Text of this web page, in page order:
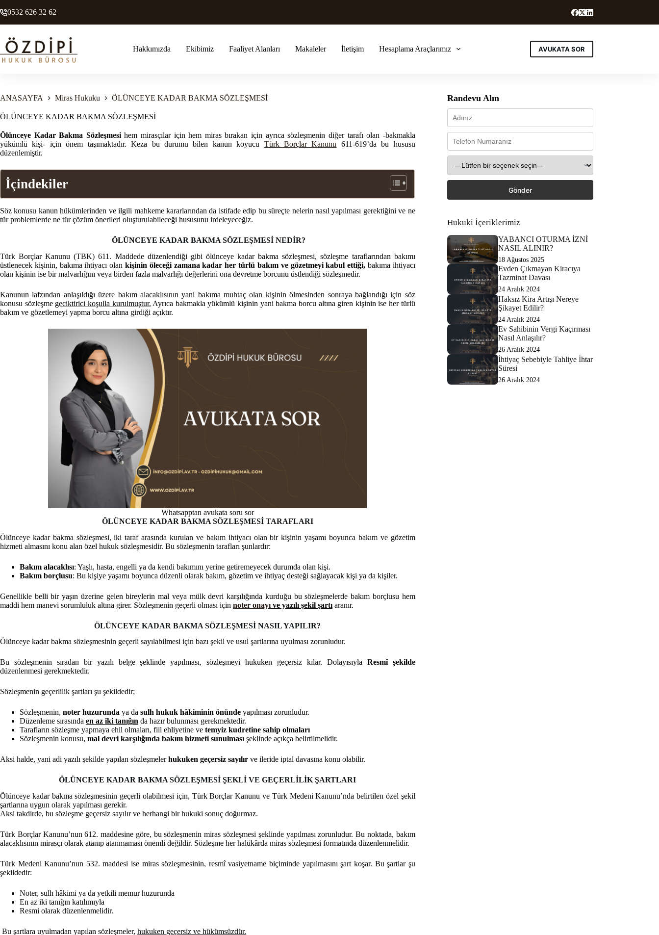
to 0532 626 32 62
Hakkımızda Ekibimiz Faaliyet Alanları Makaleler İletişim Hesaplama Araçlarımız AVUKATA SOR
ANASAYFA Miras Hukuku ÖLÜNCEYE KADAR BAKMA SÖZLEŞMESİ
ÖLÜNCEYE KADAR BAKMA SÖZLEŞMESİ
Ölünceye Kadar Bakma Sözleşmesihem mirasçılar için hem miras bırakan için ayrıca sözleşmenin diğer tarafı olan -bakmakla
yükümlü kişi- için önem taşımaktadır. Keza bu durumu bilen kanun koyucu Türk Borçlar Kanunu 611-619’da bu hususu
düzenlemiştir.
İçindekiler
Söz konusu kanun hükümlerinden ve ilgili mahkeme kararlarından da istifade edip bu süreçte nelerin nasıl yapılması gerektiğini ve ne
tür problemlerde ne tür çözüm önerileri oluşturulabileceği hususunu irdeleyeceğiz.
ÖLÜNCEYE KADAR BAKMA SÖZLEŞMESİ NEDİR?
Türk Borçlar Kanunu (TBK) 611. Maddede düzenlendiği gibi ölünceye kadar bakma sözleşmesi, sözleşme taraflarından bakımı
üstlenecek kişinin, bakıma ihtiyacı olankişinin öleceği zamana kadar her türlü bakım ve gözetmeyi kabul ettiği, bakıma ihtiyacı
olan kişinin ise bir malvarlığını veya birden fazla malvarlığı değerlerini ona devretme borcunu üstlendiği sözleşmedir.
Kanunun lafzından anlaşıldığı üzere bakım alacaklısının yani bakıma muhtaç olan kişinin ölmesinden sonraya bağlandığı için söz
konusu sözleşme geciktirici koşulla kurulmuştur. Ayrıca bakmakla yükümlü kişinin yani bakma borcu altına giren kişinin ise her türlü
bakım ve gözetlemeyi yapma borcu altına girdiği açıktır.
Whatsapptan avukata soru sor
ÖLÜNCEYE KADAR BAKMA SÖZLEŞMESİ TARAFLARI
Ölünceye kadar bakma sözleşmesi, iki taraf arasında kurulan ve bakım ihtiyacı olan bir kişinin yaşamı boyunca bakım ve gözetim
hizmeti almasını konu alan özel hukuk sözleşmesidir. Bu sözleşmenin tarafları şunlardır:
Bakım alacaklısı: Yaşlı, hasta, engelli ya da kendi bakımını yerine getiremeyecek durumda olan kişi.
Bakım borçlusu: Bu kişiye yaşamı boyunca düzenli olarak bakım, gözetim ve ihtiyaç desteği sağlayacak kişi ya da kişiler.
Genellikle belli bir yaşın üzerine gelen bireylerin mal veya mülk devri karşılığında kurduğu bu sözleşmelerde bakım borçlusu hem
maddi hem manevi sorumluluk altına girer. Sözleşmenin geçerli olması için noter onayı ve yazılı şekil şartı aranır.
ÖLÜNCEYE KADAR BAKMA SÖZLEŞMESİ NASIL YAPILIR?
Ölünceye kadar bakma sözleşmesinin geçerli sayılabilmesi için bazı şekil ve usul şartlarına uyulması zorunludur.
Bu sözleşmenin sıradan bir yazılı belge şeklinde yapılması, sözleşmeyi hukuken geçersiz kılar. Dolayısıyla Resmî şekilde
düzenlenmesi gerekmektedir.
Sözleşmenin geçerlilik şartları şu şekildedir;
Sözleşmenin, noter huzurunda ya da sulh hukuk hâkiminin önünde yapılması zorunludur.
Düzenleme sırasında en az iki tanığın da hazır bulunması gerekmektedir.
Tarafların sözleşme yapmaya ehil olmaları, fiil ehliyetine ve temyiz kudretine sahip olmaları
Sözleşmenin konusu, mal devri karşılığında bakım hizmeti sunulması şeklinde açıkça belirtilmelidir.
Aksi halde, yani adi yazılı şekilde yapılan sözleşmelerhukuken geçersiz sayılır ve ileride iptal davasına konu olabilir.
ÖLÜNCEYE KADAR BAKMA SÖZLEŞMESİ ŞEKLİ VE GEÇERLİLİK ŞARTLARI
Ölünceye kadar bakma sözleşmesinin geçerli olabilmesi için, Türk Borçlar Kanunu ve Türk Medeni Kanunu’nda belirtilen özel şekil
şartlarına uygun olarak yapılması gerekir.
Aksi takdirde, bu sözleşme geçersiz sayılır ve herhangi bir hukuki sonuç doğurmaz.
Türk Borçlar Kanunu’nun 612. maddesine göre, bu sözleşmenin miras sözleşmesi şeklinde yapılması zorunludur. Bu noktada, bakım
alacaklısının mirasçı olarak atanıp atanmaması önemli değildir. Sözleşme her halükârda miras sözleşmesi formatında düzenlenmelidir.
Türk Medeni Kanunu’nun 532. maddesi ise miras sözleşmesinin, resmî vasiyetname biçiminde yapılmasını şart koşar. Bu şartlar şu
şekildedir:
Noter, sulh hâkimi ya da yetkili memur huzurunda
En az iki tanığın katılımıyla
Resmi olarak düzenlenmelidir.
Bu şartlara uyulmadan yapılan sözleşmeler, hukuken geçersiz ve hükümsüzdür.
Randevu Alın
Hukuki İçeriklerimiz
YABANCI OTURMA İZNİ
NASIL ALINIR?
18 Ağustos 2025
Evden Çıkmayan Kiracıya
Tazminat Davası
24 Aralık 2024
Haksız Kira Artışı Nereye
Şikayet Edilir?
24 Aralık 2024
Ev Sahibinin Vergi Kaçırması
Nasıl Anlaşılır?
26 Aralık 2024
İhtiyaç Sebebiyle Tahliye İhtar
Süresi
26 Aralık 2024